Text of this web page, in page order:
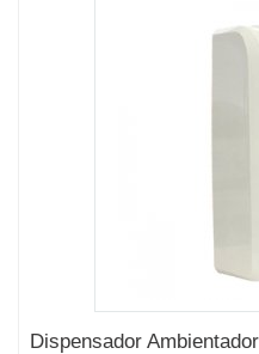
Dispensador